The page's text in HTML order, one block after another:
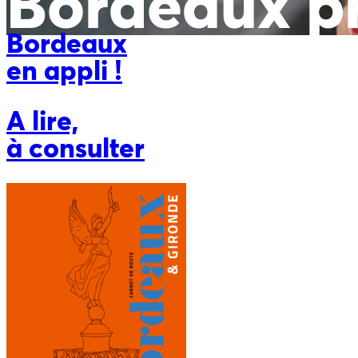
Bordeaux
en appli !
A lire,
à consulter